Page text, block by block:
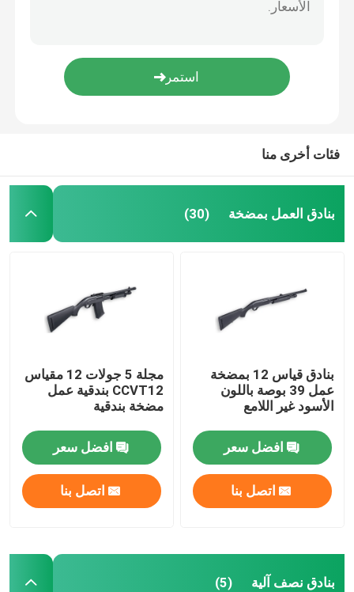
فئات أخرى منا
بنادق العمل بمضخة (30)
بنادق قياس 12 بمضخة
عمل 39 بوصة باللون
الأسود غير اللامع
افضل سعر
اتصل بنا
مجلة 5 جولات 12 مقياس
CCVT12 بندقية عمل
مضخة بندقية
افضل سعر
اتصل بنا
بنادق نصف آلية (5)